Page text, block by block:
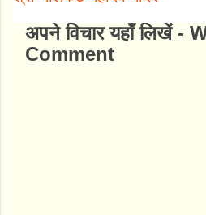
अपने विचार यहाँ लिखें -
Comment